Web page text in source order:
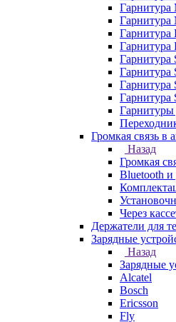
Гарнитура
Гарнитура
Гарнитура
Гарнитура
Гарнитура
Гарнитура
Гарнитура
Гарнитура
Громкая связь в
Назад
Громкая
Bluetooth и
Через
Держатели для
Зарядные
Назад
Зарядные
Alcatel
Bosch
Ericsson
Fly